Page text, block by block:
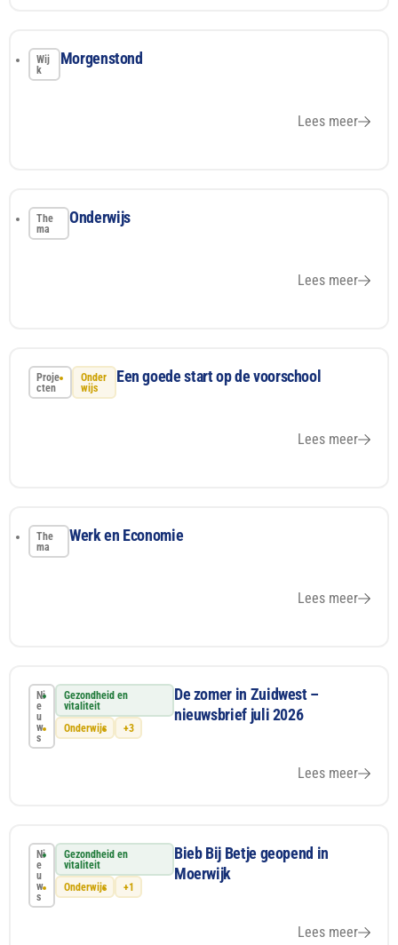
Wij
k
Morgenstond
Lees meer
The
ma
Onderwijs
Lees meer
Proje
cten
Onder
wijs
Een goede start op de voorschool
Lees meer
The
ma
Werk en Economie
Lees meer
Ni
e
u
w
s
Gezondheid en
vitaliteit
Onderwijs
+3
De zomer in Zuidwest –
nieuwsbrief juli 2026
Lees meer
Ni
e
u
w
s
Gezondheid en
vitaliteit
Onderwijs
+1
Bieb Bij Betje geopend in
Moerwijk
Lees meer